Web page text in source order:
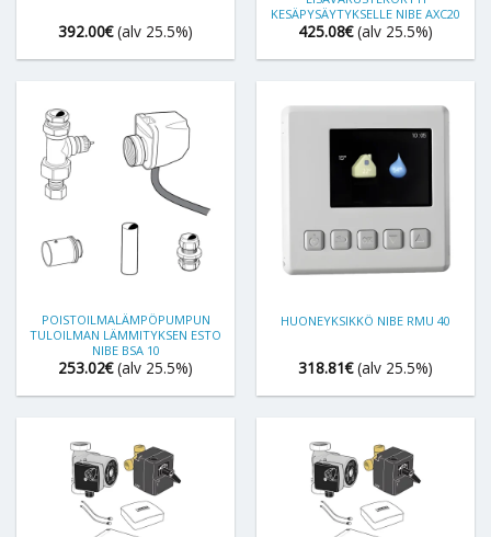
392.00€ (alv 25.5%)
KESÄPYSÄYTYKSELLE NIBE AXC20
425.08€ (alv 25.5%)
POISTOILMALÄMPÖPUMPUN
TULOILMAN LÄMMITYKSEN ESTO
NIBE BSA 10
253.02€ (alv 25.5%)
HUONEYKSIKKÖ NIBE RMU 40
318.81€ (alv 25.5%)